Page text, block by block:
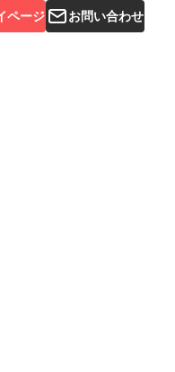
ページ お問い合わせ